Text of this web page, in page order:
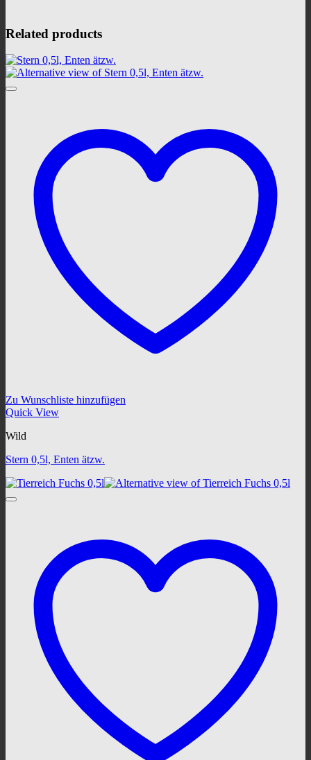
Related products
Zu Wunschliste hinzufügen
Quick View
Wild
Stern 0,5l, Enten ätzw.